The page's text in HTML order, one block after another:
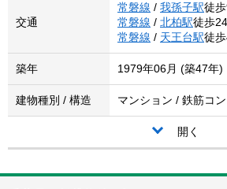
交通
常磐線 / 我孫子駅徒
常磐線 / 北柏駅徒歩
常磐線 / 天王台駅徒
築年 1979年06月 (築47年)
建物種別 / 構造 マンション / 鉄筋コ
開く